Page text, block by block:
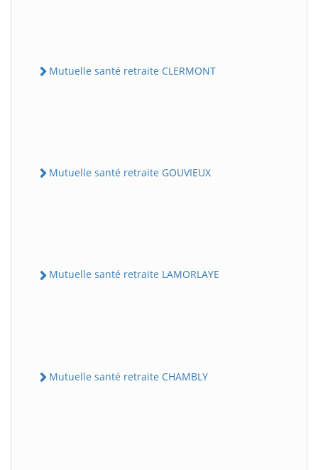
Mutuelle santé retraite CLERMONT
Mutuelle santé retraite GOUVIEUX
Mutuelle santé retraite LAMORLAYE
Mutuelle santé retraite CHAMBLY